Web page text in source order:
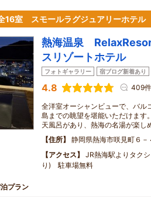
16室 スモールラグジュアリーホテル
熱海温泉
スリゾートホテル
フォトギャラリー 宿ブログ新着あり
4.8 409件
全洋室オーシャンビューで、バル
島までの眺望を堪能いただけます
天風呂があり、熱海の名湯が楽し
住所
静岡県熱海市咲見町６－
アクセス
JR熱海駅よりタク
り) 駐車場無料
プラン